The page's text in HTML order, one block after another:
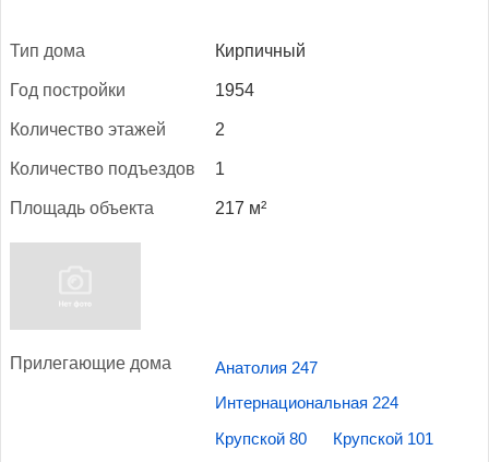
Тип до­ма Кирпичный
Год пос­трой­ки 1954
Ко­личес­тво эта­жей 2
Ко­личес­тво подъ­ез­дов 1
Пло­щадь объ­ек­та 217 м²
При­лега­ющие до­ма Анатолия 247
Интернациональная 224
Крупской 80 Крупской 101